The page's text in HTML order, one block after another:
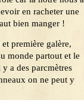
en racheter une
bien manger !
première galère,
monde partout et le
a des parcmètres
on ne peut y